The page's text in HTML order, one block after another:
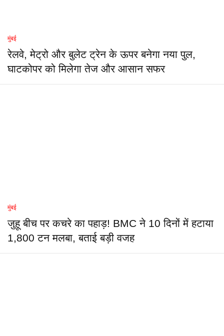
मुंबई
रेलवे, मेट्रो और बुलेट ट्रेन के ऊपर बनेगा नया पुल,
घाटकोपर को मिलेगा तेज और आसान सफर
मुंबई
जुहू बीच पर कचरे का पहाड़! BMC ने 10 दिनों में हटाया
1,800 टन मलबा, बताई बड़ी वजह